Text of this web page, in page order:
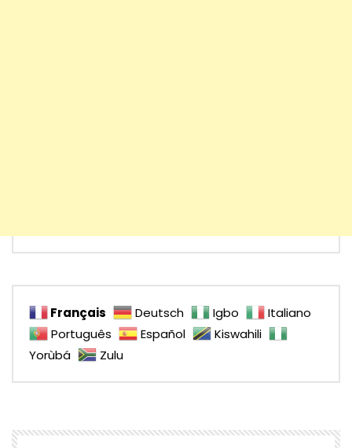
Français Deutsch Igbo
Italiano
Português
Español
Kiswahili
Yorùbá
Zulu